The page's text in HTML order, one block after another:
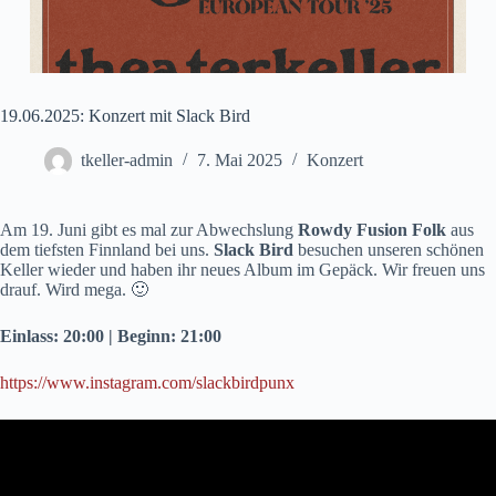
19.06.2025: Konzert mit Slack Bird
tkeller-admin 7. Mai 2025 Konzert
Am 19. Juni gibt es mal zur Abwechslung Rowdy Fusion Folk aus
dem tiefsten Finnland bei uns. Slack Bird besuchen unseren schönen
Keller wieder und haben ihr neues Album im Gepäck. Wir freuen uns
drauf. Wird mega. 🙂
Einlass: 20:00 | Beginn: 21:00
https://www.instagram.com/slackbirdpunx